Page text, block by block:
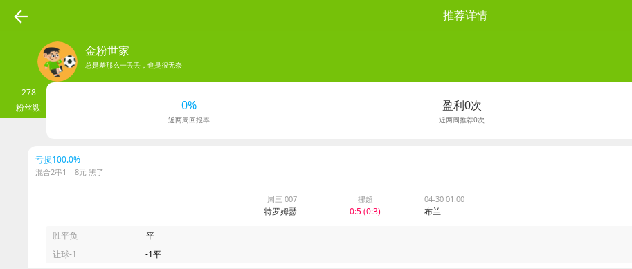
推荐详情
金粉世家
总是差那么一丢丢，也是很无奈
278
粉丝数
0%
近两周回报率
盈利0次
近两周推荐0次
亏损100.0%
混合2串1 8元 黑了
周三 007
特罗姆瑟
挪超
0:5 (0:3)
04-30 01:00
布兰
胜平负
平
让球-1
-1平